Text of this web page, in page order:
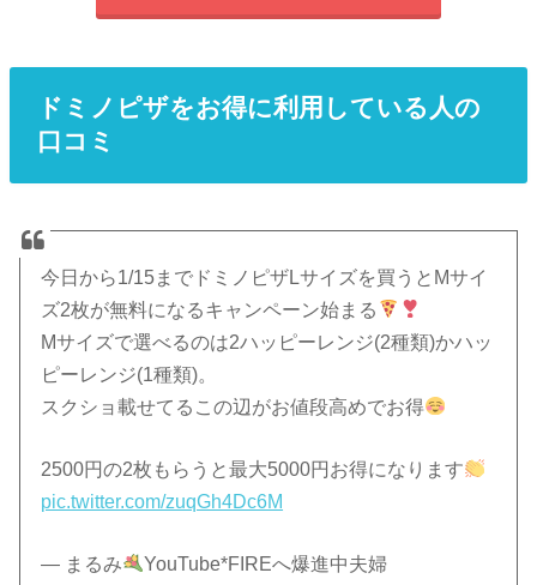
ドミノピザをお得に利用している人の
口コミ
今日から1/15までドミノピザLサイズを買うとMサイ
ズ2枚が無料になるキャンペーン始まる
Mサイズで選べるのは2ハッピーレンジ(2種類)かハッ
ピーレンジ(1種類)。
スクショ載せてるこの辺がお値段高めでお得
2500円の2枚もらうと最大5000円お得になります
pic.twitter.com/zuqGh4Dc6M
— まるみ YouTube*FIREへ爆進中夫婦